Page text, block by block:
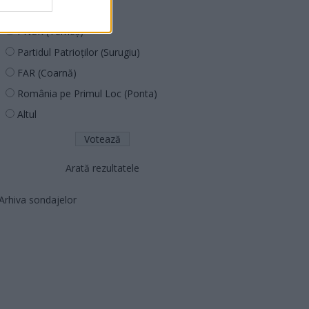
PNȚCD (Pavelescu)
PNCR (Terheș)
Partidul Patrioților (Surugiu)
FAR (Coarnă)
România pe Primul Loc (Ponta)
Altul
Arată rezultatele
sondajelor